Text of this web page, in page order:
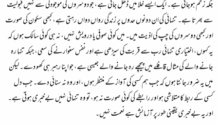
جگہ زخم ہوجاتی ہے۔ ایک ایسے خلا میں ڈھل جاتی ہے، جو دوسروں کی موجودگی سے نہیں قبولیت
سے بھرتا ہے۔ تنہائی کی ان دونوں حدوں پر زندگی رواں دواں رہتی ہے، کبھی سکون کی صورت
اور کبھی دوسروں کی چپ کی اذیت میں۔ میں کوئی صوفی یا درویش نہیں، نہ ہی کوئی سالک ہوں کہ
یہ کہوں، اختیاری تنہائی رب سے قربت کی سیڑھی ہے اور نفس سنوارنے کی سعی، جبکہ تنہا رہ
جانے والے کی مثال قافلے میں پیچھے رہ جانے والے جیسی ہے، جو اپنا رہبر ہی کھو دے۔ لیکن
میں یہ ضرور جانتا ہوں کہ جب ہم کسی کی آواز کے منتظر ہوں، اور وہ نہ سنائی دے۔ جب دل
کسی کے ربط کا متلاشی ہو اور رابطے کی کوئی صورت نہ ہو، تو وہ تنہائی نہیں بےخبری ہوتی ہے۔
اور یہ بےخبری یقینی طور پر آزمائش ہے نعمت نہیں۔